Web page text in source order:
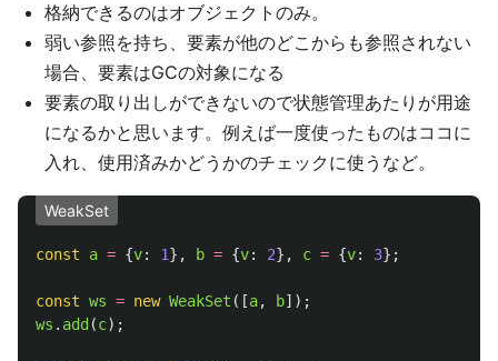
格納できるのはオブジェクトのみ。
弱い参照を持ち、要素が他のどこからも参照されない
場合、要素はGCの対象になる
要素の取り出しができないので状態管理あたりが用途
になるかと思います。例えば一度使ったものはココに
入れ、使用済みかどうかのチェックに使うなど。
WeakSet
const a = {v: 1}, b = {v: 2}, c = {v: 3};
const ws = new WeakSet ([a, b]);
ws . add (c);